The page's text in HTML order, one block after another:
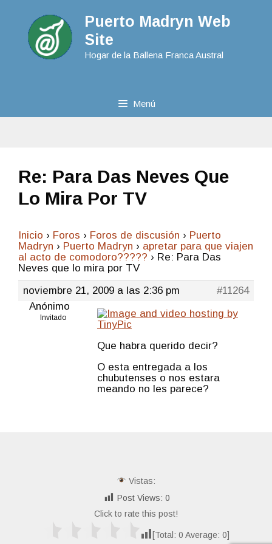
Puerto Madryn Web
Site
Hogar de la Ballena Franca Austral
Menú
Re: Para Das Neves Que
Lo Mira Por TV
Inicio › Foros › Foros de discusión › Puerto
Madryn › Puerto Madryn › apretar para que viajen
al acto de comodoro????? › Re: Para Das
Neves que lo mira por TV
noviembre 21, 2009 a las 2:36 pm
#11264
Anónimo
Invitado
Que habra querido decir?
O esta entregada a los
chubutenses o nos estara
meando no les parece?
Vistas:
Post Views: 0
Click to rate this post!
[Total: 0 Average: 0]